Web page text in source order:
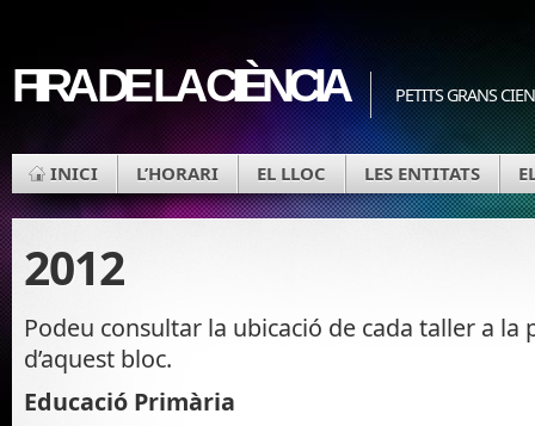
FIRA DE LA CIÈNCIA PETITS GRANS
INICI L’HORARI EL LLOC LES ENTITATS
2012
Podeu consultar la ubicació de cada taller a la
d’aquest bloc.
Educació Primària